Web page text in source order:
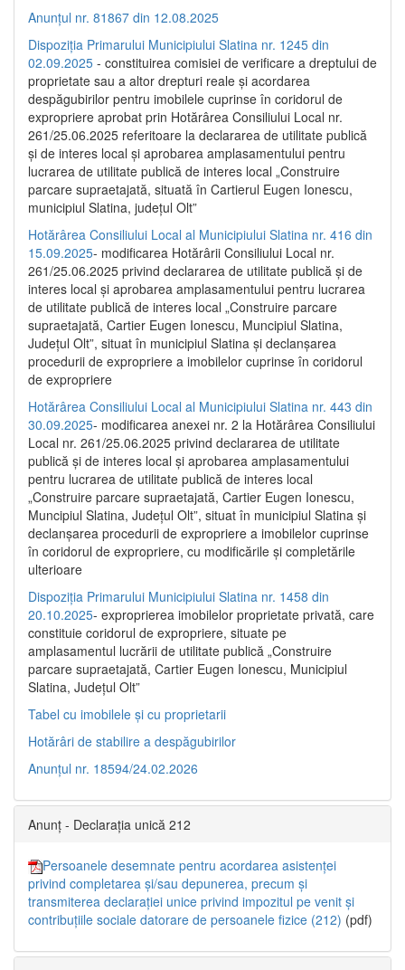
Anunțul nr. 81867 din 12.08.2025
Dispoziția Primarului Municipiului Slatina nr. 1245 din
02.09.2025 - constituirea comisiei de verificare a dreptului de
proprietate sau a altor drepturi reale și acordarea
despăgubirilor pentru imobilele cuprinse în coridorul de
expropriere aprobat prin Hotărârea Consiliului Local nr.
261/25.06.2025 referitoare la declararea de utilitate publică
și de interes local și aprobarea amplasamentului pentru
lucrarea de utilitate publică de interes local „Construire
parcare supraetajată, situată în Cartierul Eugen Ionescu,
municipiul Slatina, județul Olt”
Hotărârea Consiliului Local al Municipiului Slatina nr. 416 din
15.09.2025- modificarea Hotărârii Consiliului Local nr.
261/25.06.2025 privind declararea de utilitate publică și de
interes local și aprobarea amplasamentului pentru lucrarea
de utilitate publică de interes local „Construire parcare
supraetajată, Cartier Eugen Ionescu, Muncipiul Slatina,
Județul Olt”, situat în municipiul Slatina și declanșarea
procedurii de expropriere a imobilelor cuprinse în coridorul
de expropriere
Hotărârea Consiliului Local al Municipiului Slatina nr. 443 din
30.09.2025- modificarea anexei nr. 2 la Hotărârea Consiliului
Local nr. 261/25.06.2025 privind declararea de utilitate
publică şi de interes local şi aprobarea amplasamentului
pentru lucrarea de utilitate publică de interes local
„Construire parcare supraetajată, Cartier Eugen Ionescu,
Muncipiul Slatina, Judeţul Olt”, situat în municipiul Slatina şi
declanşarea procedurii de expropriere a imobilelor cuprinse
în coridorul de expropriere, cu modificările şi completările
ulterioare
Dispoziția Primarului Municipiului Slatina nr. 1458 din
20.10.2025- exproprierea imobilelor proprietate privată, care
constituie coridorul de expropriere, situate pe
amplasamentul lucrării de utilitate publică „Construire
parcare supraetajată, Cartier Eugen Ionescu, Municipiul
Slatina, Județul Olt”
Tabel cu imobilele și cu proprietarii
Hotărâri de stabilire a despăgubirilor
Anunțul nr. 18594/24.02.2026
Anunț - Declarația unică 212
Persoanele desemnate pentru acordarea asistenței
privind completarea și/sau depunerea, precum și
transmiterea declarației unice privind impozitul pe venit și
contribuțiile sociale datorare de persoanele fizice (212) (pdf)